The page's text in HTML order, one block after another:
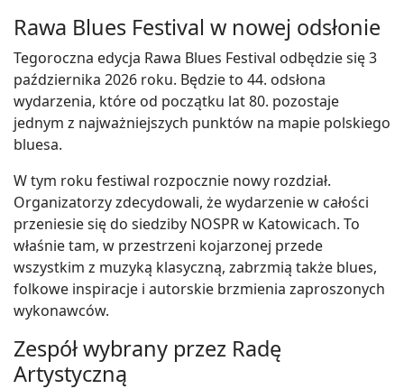
Rawa Blues Festival w nowej odsłonie
Tegoroczna edycja Rawa Blues Festival odbędzie się 3
października 2026 roku. Będzie to 44. odsłona
wydarzenia, które od początku lat 80. pozostaje
jednym z najważniejszych punktów na mapie polskiego
bluesa.
W tym roku festiwal rozpocznie nowy rozdział.
Organizatorzy zdecydowali, że wydarzenie w całości
przeniesie się do siedziby NOSPR w Katowicach. To
właśnie tam, w przestrzeni kojarzonej przede
wszystkim z muzyką klasyczną, zabrzmią także blues,
folkowe inspiracje i autorskie brzmienia zaproszonych
wykonawców.
Zespół wybrany przez Radę
Artystyczną